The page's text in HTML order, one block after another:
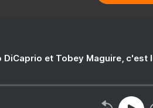
DiCaprio et Tobey Maguire, c'est